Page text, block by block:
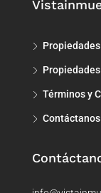
Términos y
Contáctanos